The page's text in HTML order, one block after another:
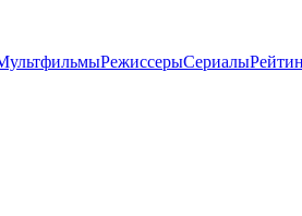
РежиссерыСериалы